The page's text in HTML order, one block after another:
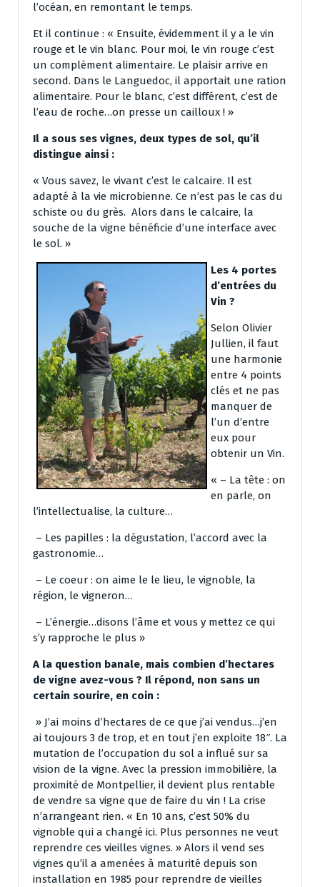
l’océan, en remontant le temps.
Et il continue : « Ensuite, évidemment il y a le vin
rouge et le vin blanc. Pour moi, le vin rouge c’est
un complément alimentaire. Le plaisir arrive en
second. Dans le Languedoc, il apportait une ration
alimentaire. Pour le blanc, c’est différent, c’est de
l’eau de roche…on presse un cailloux ! »
Il a sous ses vignes, deux types de sol, qu’il
distingue ainsi :
« Vous savez, le vivant c’est le calcaire. Il est
adapté à la vie microbienne. Ce n’est pas le cas du
schiste ou du grès. Alors dans le calcaire, la
souche de la vigne bénéficie d’une interface avec
le sol. »
Les 4 portes
d’entrées du
Vin ?
Selon Olivier
Jullien, il faut
une harmonie
entre 4 points
clés et ne pas
manquer de
l’un d’entre
eux pour
obtenir un Vin.
« – La tête : on
en parle, on
l’intellectualise, la culture…
– Les papilles : la dégustation, l’accord avec la
gastronomie…
– Le coeur : on aime le le lieu, le vignoble, la
région, le vigneron…
– L’énergie…disons l’âme et vous y mettez ce qui
s’y rapproche le plus »
A la question banale, mais combien d’hectares
de vigne avez-vous ? Il répond, non sans un
certain sourire, en coin :
» J’ai moins d’hectares de ce que j’ai vendus…j’en
ai toujours 3 de trop, et en tout j’en exploite 18″. La
mutation de l’occupation du sol a influé sur sa
vision de la vigne. Avec la pression immobilière, la
proximité de Montpellier, il devient plus rentable
de vendre sa vigne que de faire du vin ! La crise
n’arrangeant rien. « En 10 ans, c’est 50% du
vignoble qui a changé ici. Plus personnes ne veut
reprendre ces vieilles vignes. » Alors il vend ses
vignes qu’il a amenées à maturité depuis son
installation en 1985 pour reprendre de vieilles